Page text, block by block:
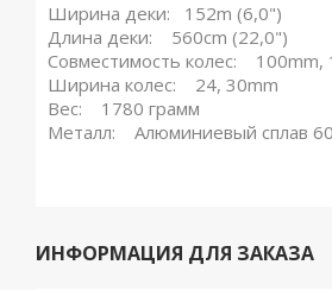
Ширина деки: 152m (6,0")
Длина деки: 560cm (22,0")
Совместимость колес: 100mm,
Ширина колес: 24, 30mm
Вес: 1780 грамм
Металл: Алюминиевый сплав
ИНФОРМАЦИЯ ДЛЯ ЗАКАЗА